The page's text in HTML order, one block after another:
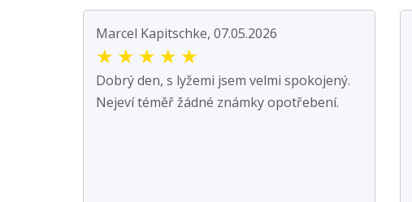
Marcel Kapitschke, 07.05.2026
★ ★ ★ ★ ★
Dobrý den, s lyžemi jsem velmi spokojený.
Nejeví téměř žádné známky opotřebení.